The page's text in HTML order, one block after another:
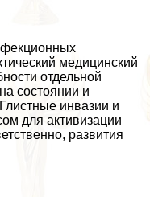
медицинский
отдельной
состоянии и
инвазии и
для активизации
развития